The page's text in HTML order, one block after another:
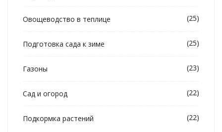
Овощеводство в теплице (25)
Подготовка сада к зиме (25)
Газоны (23)
Сад и огород (22)
Подкормка растений (22)